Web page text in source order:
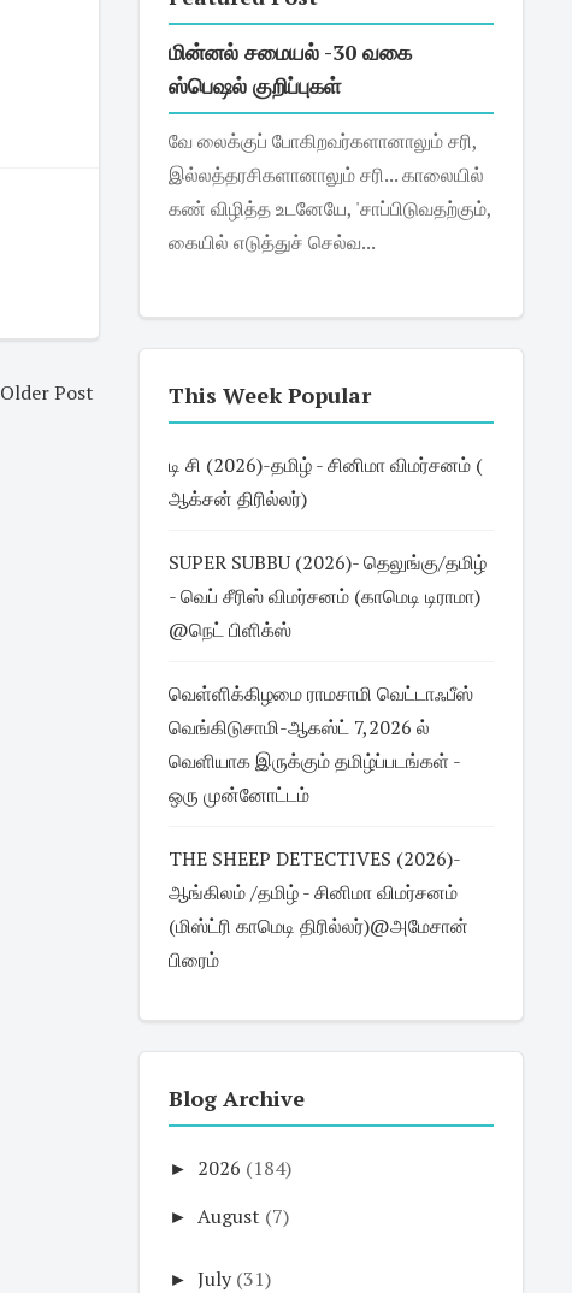
Older Post
மின்னல் சமையல் -30 வகை
ஸ்பெஷல் குறிப்புகள்
வே லைக்குப் போகிறவர்களானாலும் சரி,
இல்லத்தரசிகளானாலும் சரி... காலையில்
கண் விழித்த உடனேயே, 'சாப்பிடுவதற்கும்,
கையில் எடுத்துச் செல்வ...
This Week Popular
டி சி (2026)-தமிழ் - சினிமா விமர்சனம் (
ஆக்சன் திரில்லர்)
SUPER SUBBU (2026)- தெலுங்கு/தமிழ்
- வெப் சீரிஸ் விமர்சனம் (காமெடி டிராமா)
@நெட் பிளிக்ஸ்
வெள்ளிக்கிழமை ராமசாமி வெட்டாஃபீஸ்
வெங்கிடுசாமி-ஆகஸ்ட் 7,2026 ல்
வெளியாக இருக்கும் தமிழ்ப்படங்கள் -
ஒரு முன்னோட்டம்
THE SHEEP DETECTIVES (2026)-
ஆங்கிலம் /தமிழ் - சினிமா விமர்சனம்
(மிஸ்ட்ரி காமெடி திரில்லர்)@அமேசான்
பிரைம்
Blog Archive
► 2026 (184)
► August (7)
► July (31)